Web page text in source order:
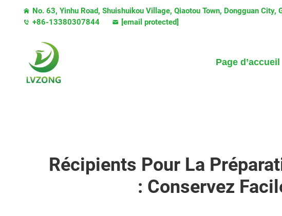
No. 63, Yinhu Road, Shuishuikou Village, Qiaotou Town, Dongguan City,
+86-13380307844
[email protected]
Page d’accueil
Récipients Pour La
: Conservez